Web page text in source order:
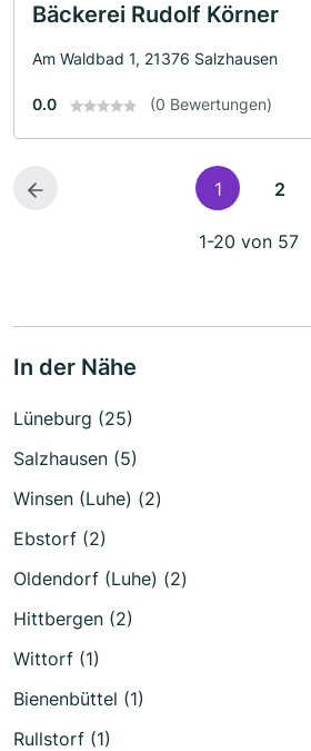
Bäckerei Rudolf Körner
Am Waldbad 1, 21376 Salzhausen
0.0 (0 Bewertungen)
1 2
1-20 von 57
In der Nähe
Lüneburg (25)
Salzhausen (5)
Winsen (Luhe) (2)
Ebstorf (2)
Oldendorf (Luhe) (2)
Hittbergen (2)
Wittorf (1)
Bienenbüttel (1)
Rullstorf (1)